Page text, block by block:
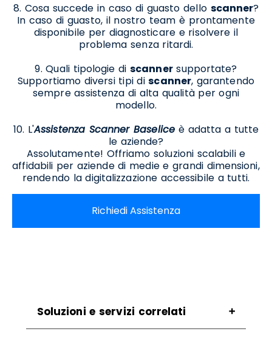
8. Cosa succede in caso di guasto dello scanner?
In caso di guasto, il nostro team è prontamente
disponibile per diagnosticare e risolvere il
problema senza ritardi.
9. Quali tipologie discannersupportate?
Supportiamo diversi tipi discanner, garantendo
sempre assistenza di alta qualità per ogni
modello.
10. L'Assistenza Scanner Baselice è adatta a tutte
le aziende?
Assolutamente! Offriamo soluzioni scalabili e
affidabili per aziende di medie e grandi dimensioni,
rendendo la digitalizzazione accessibile a tutti.
Richiedi Assistenza
Soluzioni e servizi correlati